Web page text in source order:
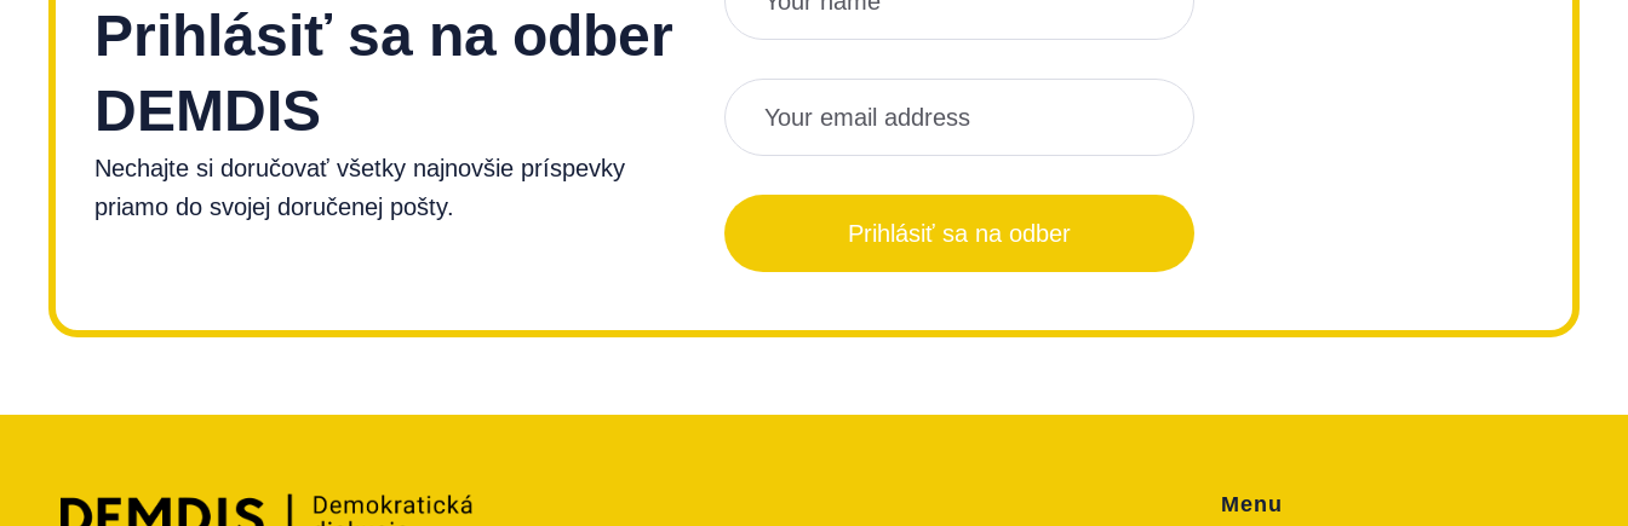
Prihlásiť sa na odber
DEMDIS
Nechajte si doručovať všetky najnovšie príspevky
priamo do svojej doručenej pošty.
Prihlásiť sa na odber
Menu